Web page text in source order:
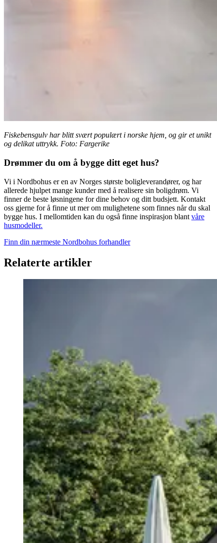
Fiskebensgulv har blitt svært populært i norske hjem, og gir et unikt
og delikat uttrykk. Foto: Fargerike
Drømmer du om å bygge ditt eget hus?
Vi i Nordbohus er en av Norges største boligleverandører, og har
allerede hjulpet mange kunder med å realisere sin boligdrøm. Vi
finner de beste løsningene for dine behov og ditt budsjett. Kontakt
oss gjerne for å finne ut mer om mulighetene som finnes når du skal
bygge hus. I mellomtiden kan du også finne inspirasjon blant våre
husmodeller.
Finn din nærmeste Nordbohus forhandler
Relaterte artikler